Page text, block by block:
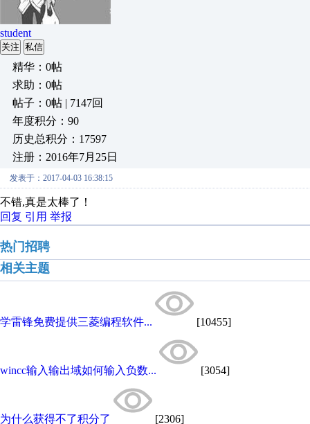
student
关注 私信
精华：0帖
求助：0帖
帖子：0帖 | 7147回
年度积分：90
历史总积分：17597
注册：2016年7月25日
发表于：2017-04-03 16:38:15
不错,真是太棒了！
回复 引用 举报
热门招聘
相关主题
学雷锋免费提供三菱编程软件... [10455]
wincc输入输出域如何输入负数... [3054]
为什么获得不了积分了 [2306]